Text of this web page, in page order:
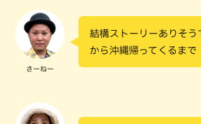
さーねー
結構ストーリーありそう
から沖縄帰ってくるまで